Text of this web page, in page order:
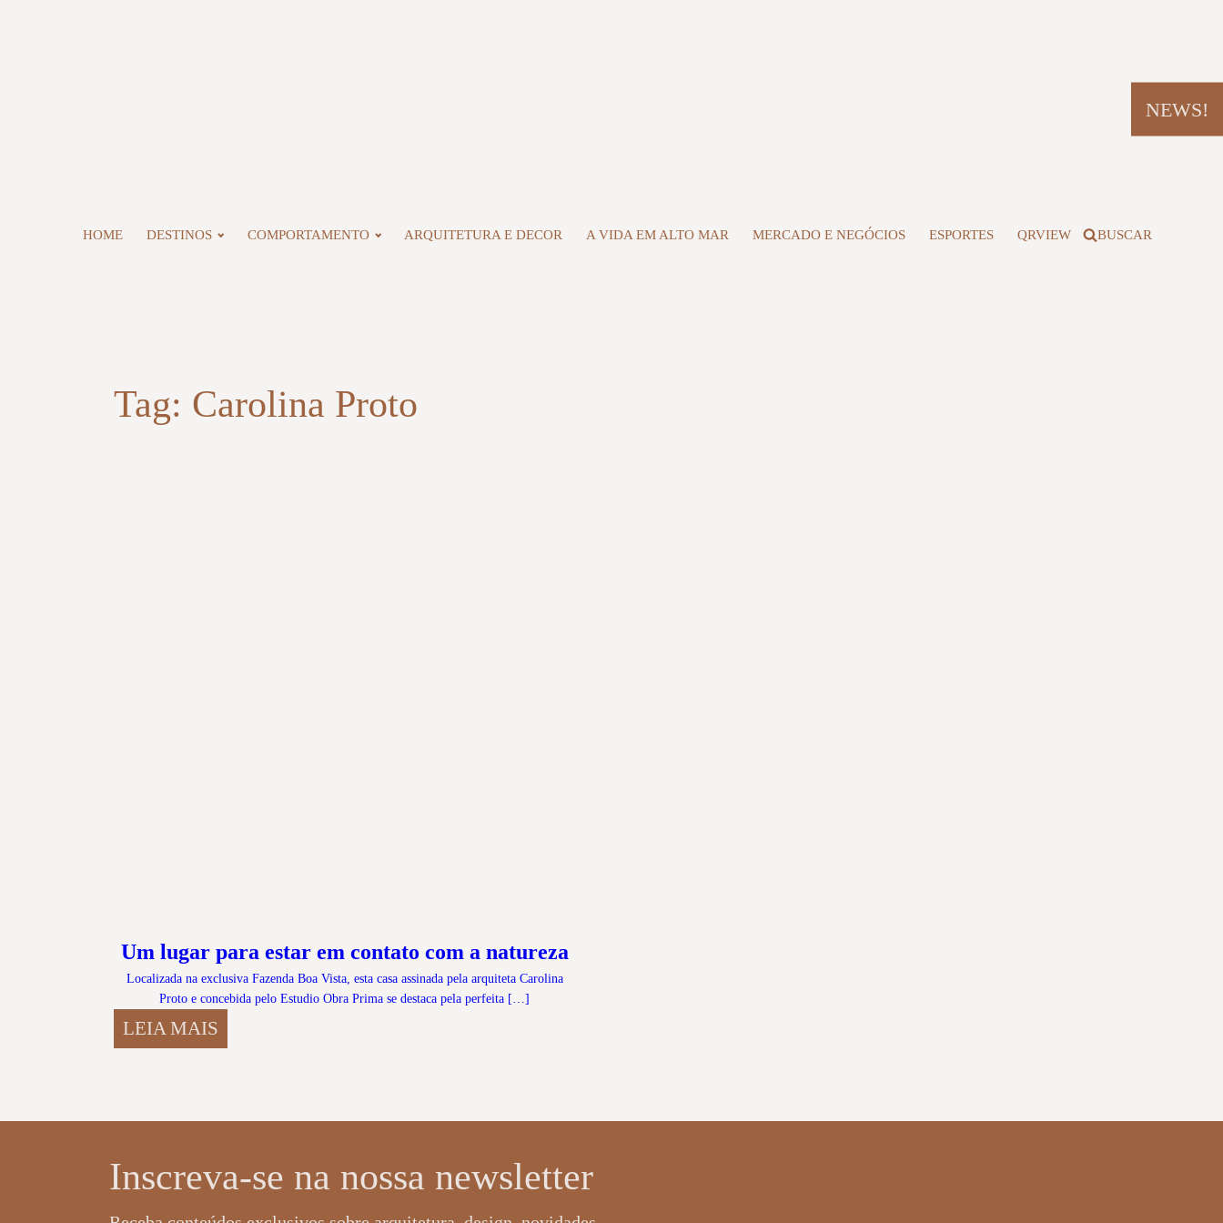
NEWS!
HOME DESTINOS COMPORTAMENTO ARQUITETURA E DECOR A VIDA EM ALTO MAR MERCADO E NEGÓCIOS ESPORTES QRVIEW BUSCAR
Tag: Carolina Proto
Um lugar para estar em contato com a natureza
Localizada na exclusiva Fazenda Boa Vista, esta casa assinada pela arquiteta Carolina
Proto e concebida pelo Estudio Obra Prima se destaca pela perfeita […]
LEIA MAIS
Inscreva-se na nossa newsletter